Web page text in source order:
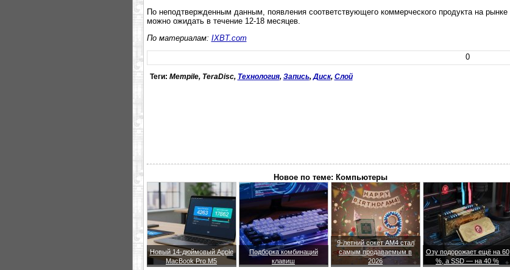
По неподтвержденным данным, появления соответствующего коммерческого продукта на рынке
можно ожидать в течение 12-18 месяцев.
По материалам: IXBT.com
0
Теги: Mempile, TeraDisc, Технология, Запись, Диск, Слой
Новое по теме: Компьютеры
Новый 14-дюймовый Apple
MacBook Pro M5
Подборка комбинаций
клавиш
9-летний сокет AM4 стал
самым продаваемым в
2026
Озу подорожает ещё на 60
%, а SSD — на 40 %